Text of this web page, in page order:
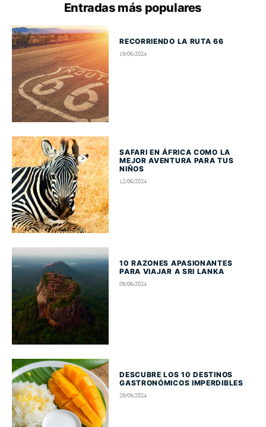
Entradas más populares
RECORRIENDO LA RUTA 66
19/06/2024
SAFARI EN ÁFRICA COMO LA
MEJOR AVENTURA PARA TUS
NIÑOS
12/06/2024
10 RAZONES APASIONANTES
PARA VIAJAR A SRI LANKA
05/06/2024
DESCUBRE LOS 10 DESTINOS
GASTRONÓMICOS IMPERDIBLES
29/05/2024